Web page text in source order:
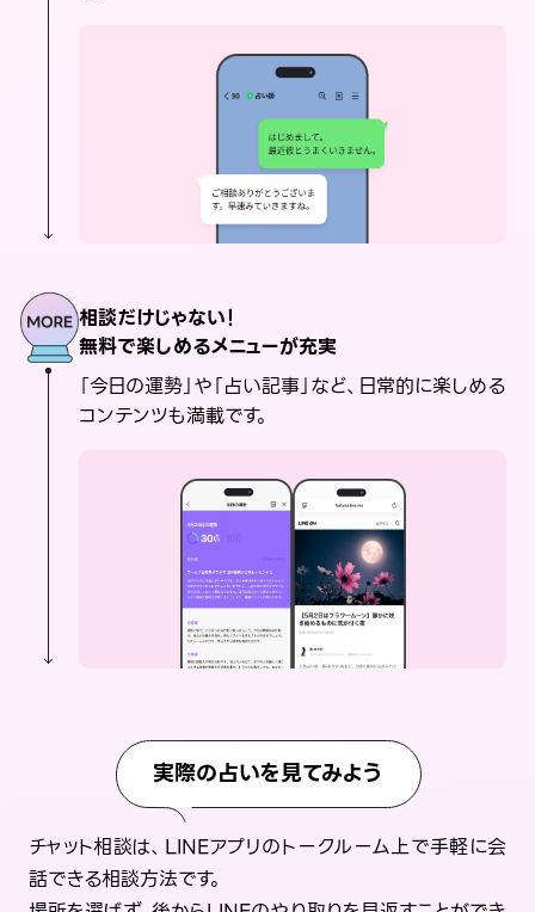
相談だけじゃない！
無料で楽しめるメニューが充実
「今日の運勢」や「占い記事」など、日常的に楽しめる
コンテンツも満載です。
実際の占いを見てみよう
チャット相談は、LINEアプリのトークルーム上で手軽に会
話できる相談方法です。